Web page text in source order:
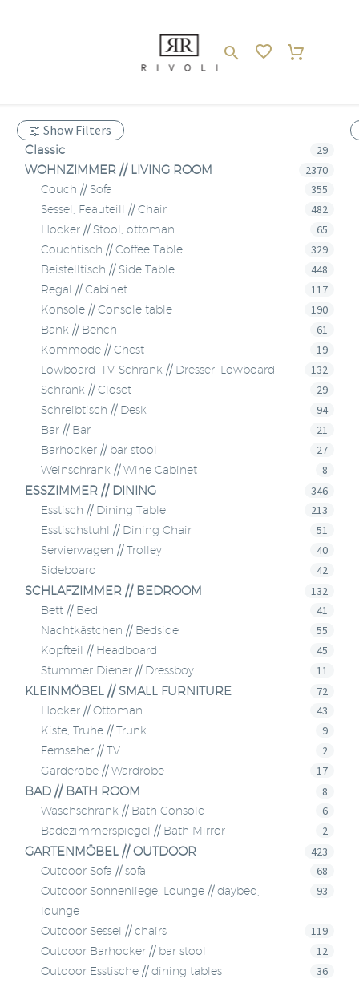
Show Filters
Classic 29
WOHNZIMMER // LIVING ROOM 2370
Couch // Sofa 355
Sessel, Feauteill // Chair 482
Hocker // Stool, ottoman 65
Couchtisch // Coffee Table 329
Beistelltisch // Side Table 448
Regal // Cabinet 117
Konsole // Console table 190
Bank // Bench 61
Kommode // Chest 19
Lowboard, TV-Schrank // Dresser, Lowboard 132
Schrank // Closet 29
Schreibtisch // Desk 94
Bar // Bar 21
Barhocker // bar stool 27
Weinschrank // Wine Cabinet 8
ESSZIMMER // DINING 346
Esstisch // Dining Table 213
Esstischstuhl // Dining Chair 51
Servierwagen // Trolley 40
Sideboard 42
SCHLAFZIMMER // BEDROOM 132
Bett // Bed 41
Nachtkästchen // Bedside 55
Kopfteil // Headboard 45
Stummer Diener // Dressboy 11
KLEINMÖBEL // SMALL FURNITURE 72
Hocker // Ottoman 43
Kiste, Truhe // Trunk 9
Fernseher // TV 2
Garderobe // Wardrobe 17
BAD // BATH ROOM 8
Waschschrank // Bath Console 6
Badezimmerspiegel // Bath Mirror 2
GARTENMÖBEL // OUTDOOR 423
Outdoor Sofa // sofa 68
Outdoor Sonnenliege, Lounge // daybed,
lounge
93
Outdoor Sessel // chairs 119
Outdoor Barhocker // bar stool 12
Outdoor Esstische // dining tables 36